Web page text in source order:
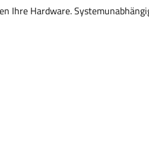
Ihre Hardware.